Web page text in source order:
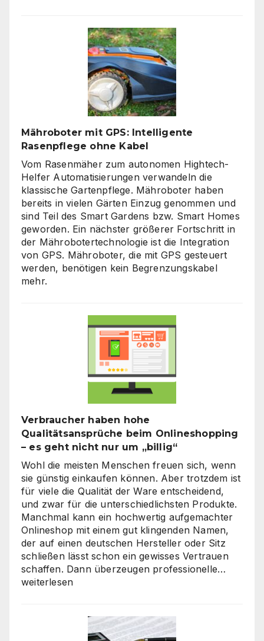
klare
Linien
wieder
gefragt
sind
Mähroboter mit GPS: Intelligente
Rasenpflege ohne Kabel
Vom Rasenmäher zum autonomen Hightech-
Helfer Automatisierungen verwandeln die
klassische Gartenpflege. Mähroboter haben
bereits in vielen Gärten Einzug genommen und
sind Teil des Smart Gardens bzw. Smart Homes
geworden. Ein nächster größerer Fortschritt in
der Mährobotertechnologie ist die Integration
von GPS. Mähroboter, die mit GPS gesteuert
werden, benötigen kein Begrenzungskabel
mehr.
Verbraucher haben hohe
Qualitätsansprüche beim Onlineshopping
– es geht nicht nur um „billig“
Wohl die meisten Menschen freuen sich, wenn
sie günstig einkaufen können. Aber trotzdem ist
für viele die Qualität der Ware entscheidend,
und zwar für die unterschiedlichsten Produkte.
Manchmal kann ein hochwertig aufgemachter
Onlineshop mit einem gut klingenden Namen,
der auf einen deutschen Hersteller oder Sitz
schließen lässt schon ein gewisses Vertrauen
schaffen. Dann überzeugen professionelle…
weiterlesen